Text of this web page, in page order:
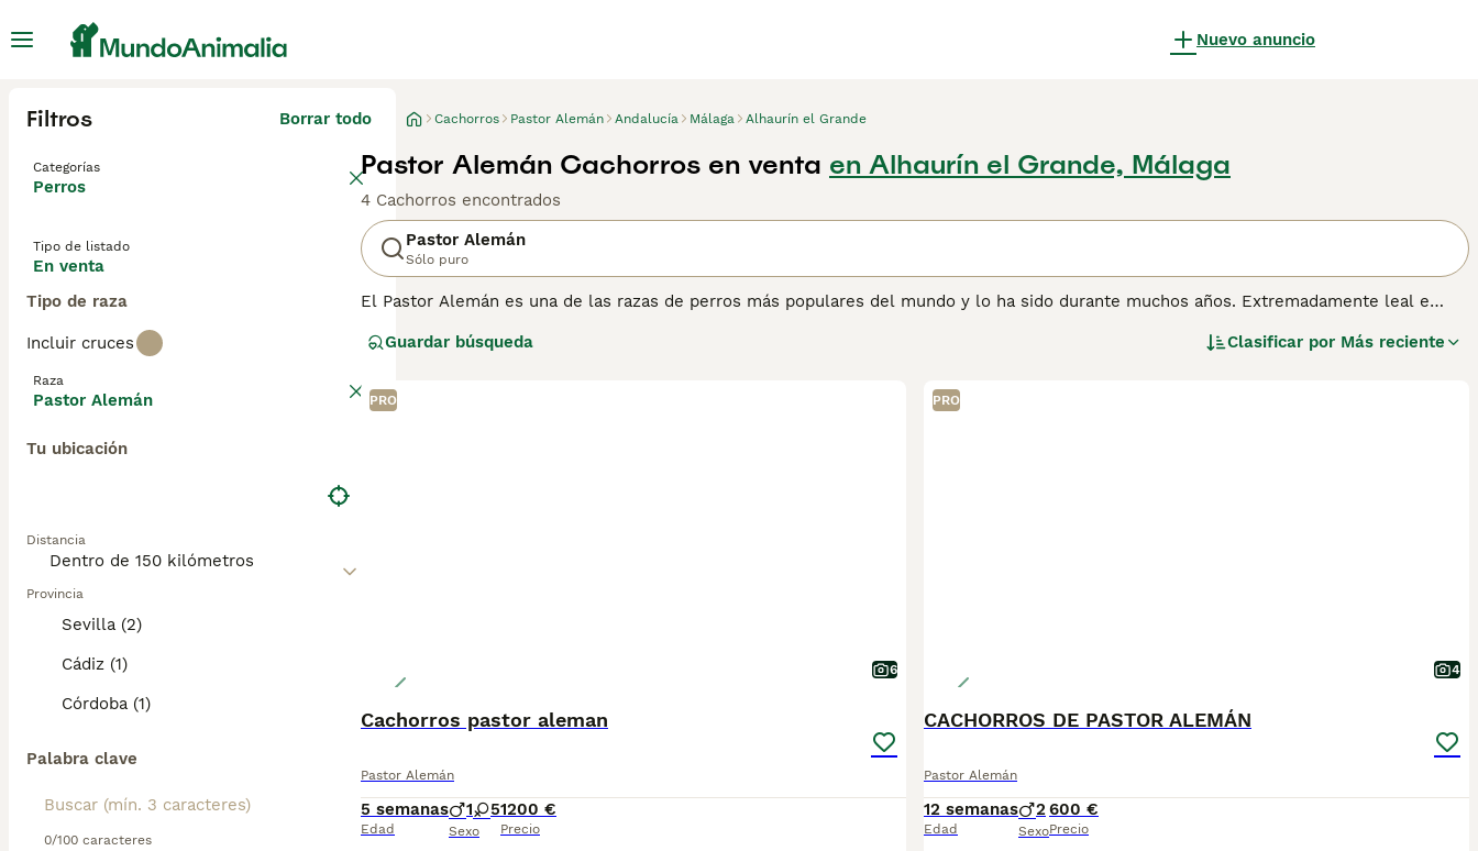
Nuevo anuncio
Filtros Borrar todo
Categorías
Perros
Tipo de listado
En venta
Tipo de raza
Incluir cruces
Raza
Pastor Alemán
Tu ubicación
Distancia
Provincia
Sevilla (2)
Cádiz (1)
Córdoba (1)
Palabra clave
0/100 caracteres
Cachorros Pastor Alemán Andalucía Málaga Alhaurín el Grande
Pastor Alemán Cachorros en venta en Alhaurín el Grande, Málaga
4 Cachorros encontrados
Pastor Alemán
Sólo puro
El Pastor Alemán es una de las razas de perros más populares del mundo y lo ha sido durante muchos años. Extremadamente leal e
entorno laboral. Desde hace años, la raza ha sido utilizada por las fuerzas policiales en muchos países, y también juegan un papel
rastreo.
Guardar búsqueda Clasificar por Más reciente
PRO
6
Cachorros pastor aleman
Pastor Alemán
5 semanas
Edad
1 5
Sexo
1200 €
Precio
PRO
4
CACHORROS DE PASTOR ALEMÁN
Pastor Alemán
12 semanas
Edad
2
Sexo
600 €
Precio